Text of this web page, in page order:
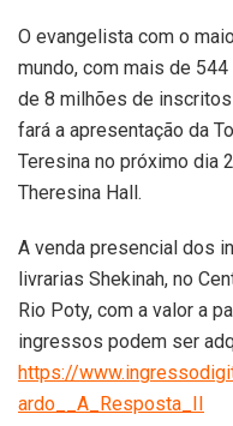
O evangelista com o
mundo, com mais de
de 8 milhões de
fará a apresentação da
Teresina no próximo dia
Theresina Hall.
A venda presencial dos
livrarias Shekinah, no
Rio Poty, com a valor a
ingressos podem ser
https://
ardo__A_Resposta_II